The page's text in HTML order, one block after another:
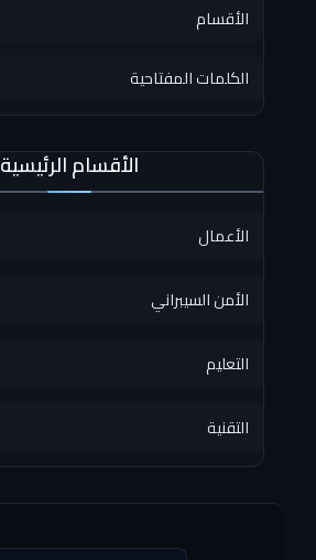
الأقسام
الكلمات المفتاحية
الأقسام الرئيسية
الأعمال
الأمن السيبراني
التعليم
التقنية